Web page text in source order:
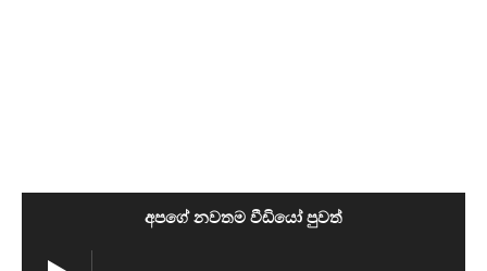
අපගේ නවතම වීඩියෝ පුවත්